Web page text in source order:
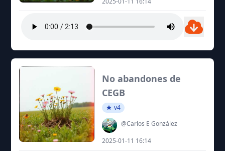
No abandones de
CEGB
v4
@Carlos E González
2025-01-11 16:14